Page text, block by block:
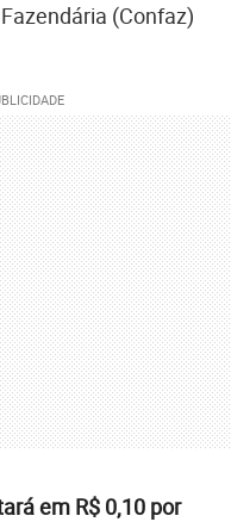
(Confaz)
em R$ 0,10 por